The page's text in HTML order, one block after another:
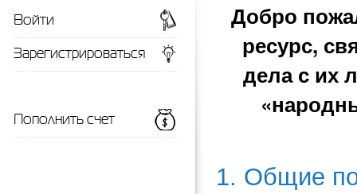
Добро
ресурс,
дела с их
1. Общие
Войти
Зарегистрироваться
Пополнить счет